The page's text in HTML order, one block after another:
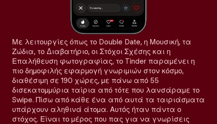
Με λειτουργίες όπως το Double Date, η Μουσική, τα
Ζώδια, το Διαβατήριο, οι Στόχοι Σχέσης και η
Επαλήθευση φωτογραφίας, το Tinder παραμένει η
πιο δημοφιλής εφαρμογή γνωριμιών στον κόσμο,
διαθέσιμη σε 190 χώρες, με πάνω από 55
δισεκατομμύρια ταίρια από τότε που λανσάραμε το
Swipe. Πίσω από κάθε ένα από αυτά τα ταιριάσματα
υπάρχουν αληθινά άτομα. Αυτός ήταν πάντα ο
στόχος. Είναι το μέρος που πας για να γνωρίσεις